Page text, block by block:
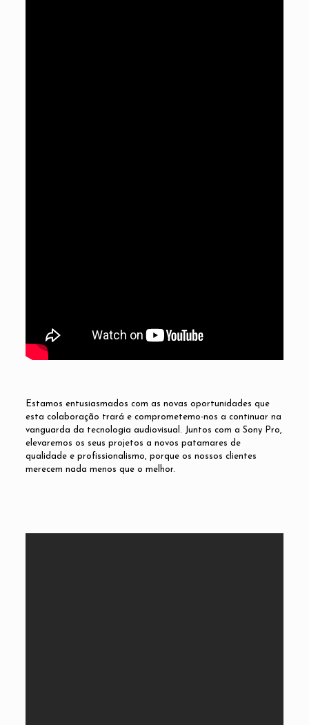
Estamos entusiasmados com as novas oportunidades que
esta colaboração trará e comprometemo-nos a continuar na
vanguarda da tecnologia audiovisual. Juntos com a Sony Pro,
elevaremos os seus projetos a novos patamares de
qualidade e profissionalismo, porque os nossos clientes
merecem nada menos que o melhor.